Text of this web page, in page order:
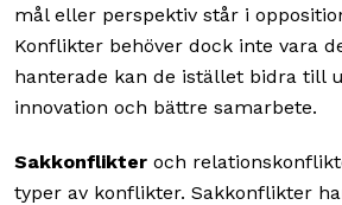
mål eller perspektiv står i
Konflikter behöver dock inte vara
hanterade kan de istället bidra till
innovation och bättre samarbete.
Sakkonflikter och
typer av konflikter. Sakkonflikter